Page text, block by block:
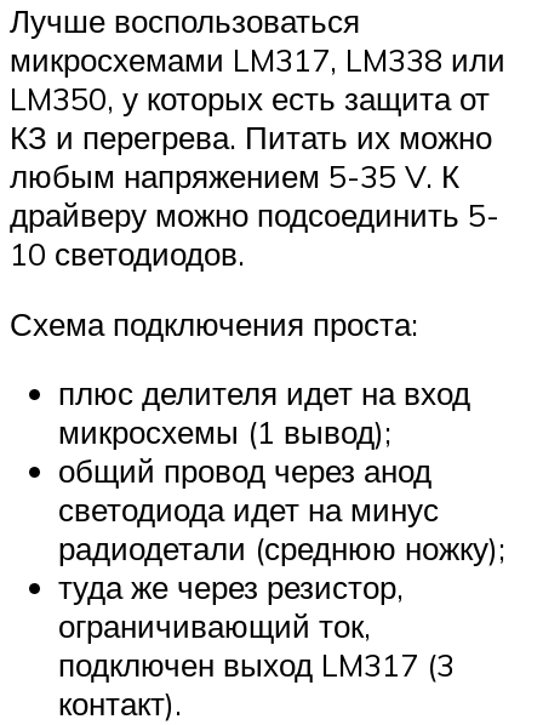
Лучше воспользоваться
микросхемами LM317, LM338 или
LM350, у которых есть защита от
КЗ и перегрева. Питать их можно
любым напряжением 5-35 V. К
драйверу можно подсоединить 5-
10 светодиодов.
Схема подключения проста:
плюс делителя идет на вход
микросхемы (1 вывод);
общий провод через анод
светодиода идет на минус
радиодетали (среднюю ножку);
туда же через резистор,
ограничивающий ток,
подключен выход LM317 (3
контакт).